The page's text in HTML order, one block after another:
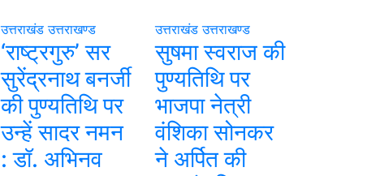
उत्तराखंड उत्तराखण्ड
‘राष्ट्रगुरु’ सर
सुरेंद्रनाथ बनर्जी
की पुण्यतिथि पर
उन्हें सादर नमन
: डॉ. अभिनव
उत्तराखंड उत्तराखण्ड
सुषमा स्वराज की
पुण्यतिथि पर
भाजपा नेत्री
वंशिका सोनकर
ने अर्पित की